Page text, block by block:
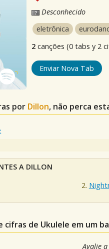
Desconhecido
eletrônica
2 canções (0 tabs y 2
Enviar Nova Tab
por Dillon, não perca
A DILLON
cifras de Ukulele em um
Avalie